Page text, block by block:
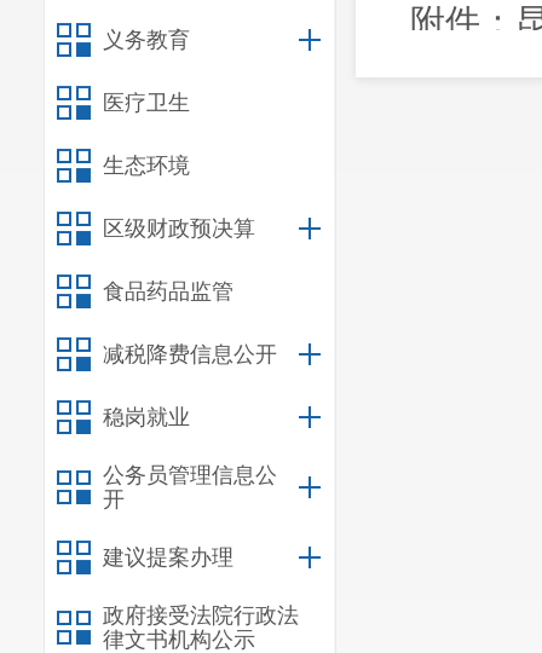
义务教育
医疗卫生
生态环境
区级财政预决算
食品药品监管
减税降费信息公开
稳岗就业
公务员管理信息公
开
建议提案办理
政府接受法院行政法
律文书机构公示
附件：